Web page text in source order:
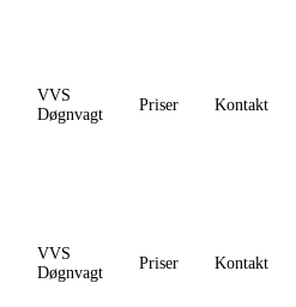
VVS
Døgnvagt
Priser Kontakt
VVS
Døgnvagt
Priser Kontakt